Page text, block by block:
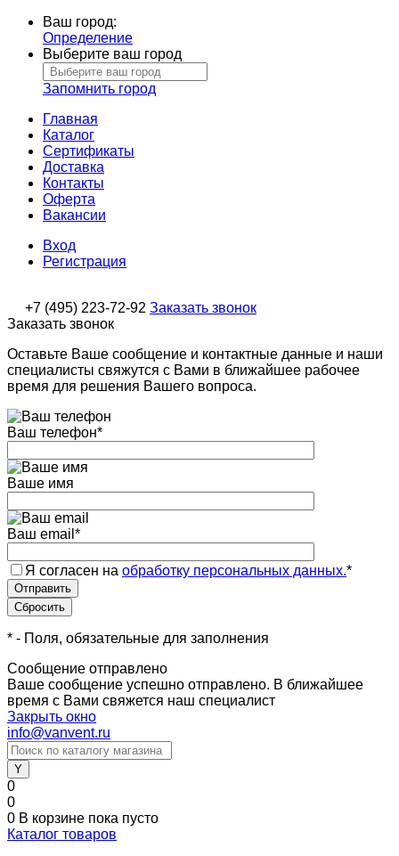
Ваш город:
Определение
Выберите ваш город
Запомнить город
Главная
Каталог
Сертификаты
Доставка
Контакты
Оферта
Вакансии
Вход
Регистрация
+7 (495) 223-72-92 Заказать звонок
Заказать звонок
Оставьте Ваше сообщение и контактные данные и наши
специалисты свяжутся с Вами в ближайшее рабочее
время для решения Вашего вопроса.
Ваш телефон*
Ваше имя
Ваш email *
Я согласен на обработку персональных данных.*
* - Поля, обязательные для заполнения
Сообщение отправлено
Ваше сообщение успешно отправлено. В ближайшее
время с Вами свяжется наш специалист
Закрыть окно
info@vanvent.ru
0
0
0 В корзине пока пусто
Каталог товаров